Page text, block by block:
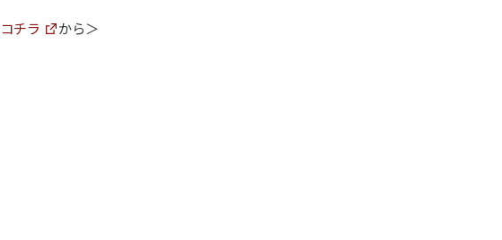
コチラ から＞